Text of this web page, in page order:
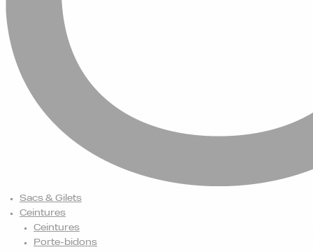
Sacs & Gilets
Ceintures
Ceintures
Porte-bidons